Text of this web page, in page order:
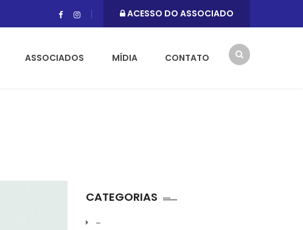
ACESSO DO ASSOCIADO
ASSOCIADOS MÍDIA CONTATO
CATEGORIAS
–